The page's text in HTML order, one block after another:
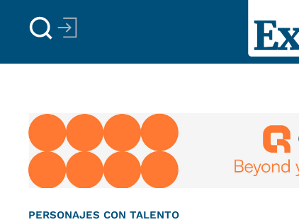
Skip to main content
PERSONAJES CON TALENTO